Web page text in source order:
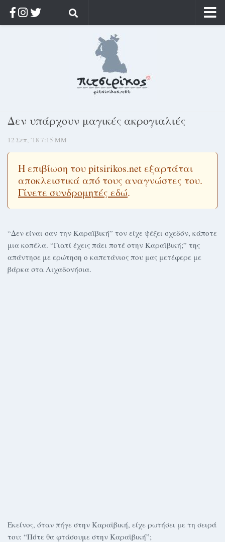
Στοχασμοί & αποφθέγματα
Διαφήμιση
Μόνο για συνδρομητές
Log in
Δεν υπάρχουν μαγικές ακρογιαλιές
12 Σεπ, ’18 7:15 ΜΜ
Η επιβίωση του pitsirikos.net εξαρτάται
αποκλειστικά από τους αναγνώστες του.
Γίνετε συνδρομητές εδώ.
“Δεν είναι σαν την Καραϊβική” τον είχε ψέξει σχεδόν, κάποτε
μια κοπέλα. “Γιατί έχεις πάει ποτέ στην Καραϊβική;” της
απάντησε με ερώτηση ο καπετάνιος που μας μετέφερε με
βάρκα στα Λιχαδονήσια.
Εκείνος, όταν πήγε στην Καραϊβική, είχε ρωτήσει με τη σειρά
του: “Πότε θα φτάσουμε στην Καραϊβική”;